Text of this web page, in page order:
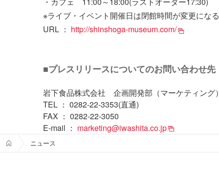
※ライブ・イベント開催日は閉館時間が変更にな
URL ： http://shinshoga-museum.com/
■プレスリリースについてのお問い合わせ先
岩下食品株式会社 企画開発部（マーケティング
TEL ： 0282-22-3353(直通)
FAX ： 0282-22-3050
E-mail ： marketing@iwashita.co.jp
ニュース